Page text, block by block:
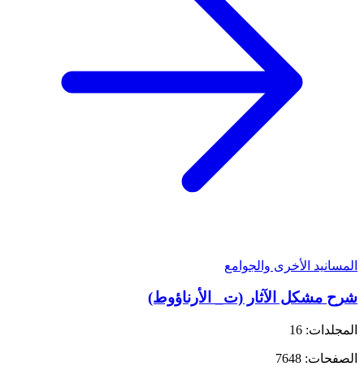
المسانيد الأخرى والجوامع
شرح مشكل الآثار (ت_ الأرناؤوط)
المجلدات: 16
الصفحات: 7648